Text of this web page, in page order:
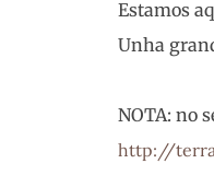
Estamos
Unha
NOTA: no
http://